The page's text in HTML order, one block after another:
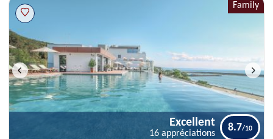
Family
Excellent
16 appréciations
8.7